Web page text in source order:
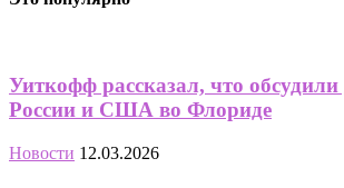
Уиткофф рассказал, что обсудили
России и США во Флориде
Новости 12.03.2026